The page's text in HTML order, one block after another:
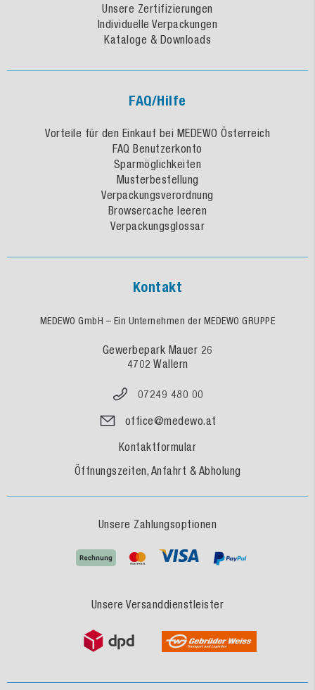
Unsere Zertifizierungen
Individuelle Verpackungen
Kataloge & Downloads
FAQ/Hilfe
Vorteile für den Einkauf bei MEDEWO Österreich
FAQ Benutzerkonto
Sparmöglichkeiten
Musterbestellung
Verpackungsverordnung
Browsercache leeren
Verpackungsglossar
Kontakt
MEDEWO GmbH – Ein Unternehmen der MEDEWO GRUPPE
Gewerbepark Mauer 26
4702 Wallern
07249 480 00
office@medewo.at
Kontaktformular
Öffnungszeiten, Anfahrt & Abholung
Unsere Zahlungsoptionen
Unsere Versanddienstleister